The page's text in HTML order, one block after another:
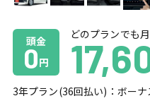
頭金
0円
どのプランでも
3年プラン(36回払い)：ボーナ